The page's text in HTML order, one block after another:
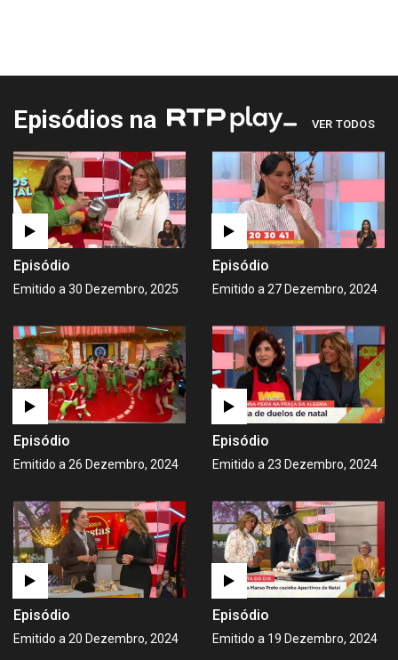
Episódios na VER TODOS
Episódio
Emitido a 30 Dezembro, 2025
Episódio
Emitido a 27 Dezembro, 2024
Episódio
Emitido a 26 Dezembro, 2024
Episódio
Emitido a 23 Dezembro, 2024
Episódio
Emitido a 20 Dezembro, 2024
Episódio
Emitido a 19 Dezembro, 2024